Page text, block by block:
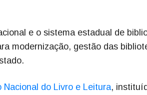
e o sistema estadual de
modernização, gestão das
Nacional do Livro e Leitura,